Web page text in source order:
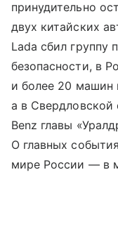
принудительно
двух китайских
Lada сбил группу
безопасности, в
и более 20 машин
а в Свердловской
Benz главы
О главных
мире России — в